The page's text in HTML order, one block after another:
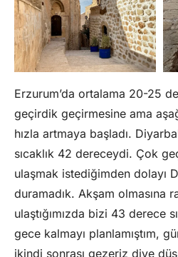
Erzurum’da ortalama 20-25
geçirdik geçirmesine ama
hızla artmaya başladı.
sıcaklık 42 dereceydi. Çok
ulaşmak istediğimden dolayı
duramadık. Akşam olmasına
ulaştığımızda bizi 43 derece
gece kalmayı planlamıştım,
ikindi sonrası gezeriz diye